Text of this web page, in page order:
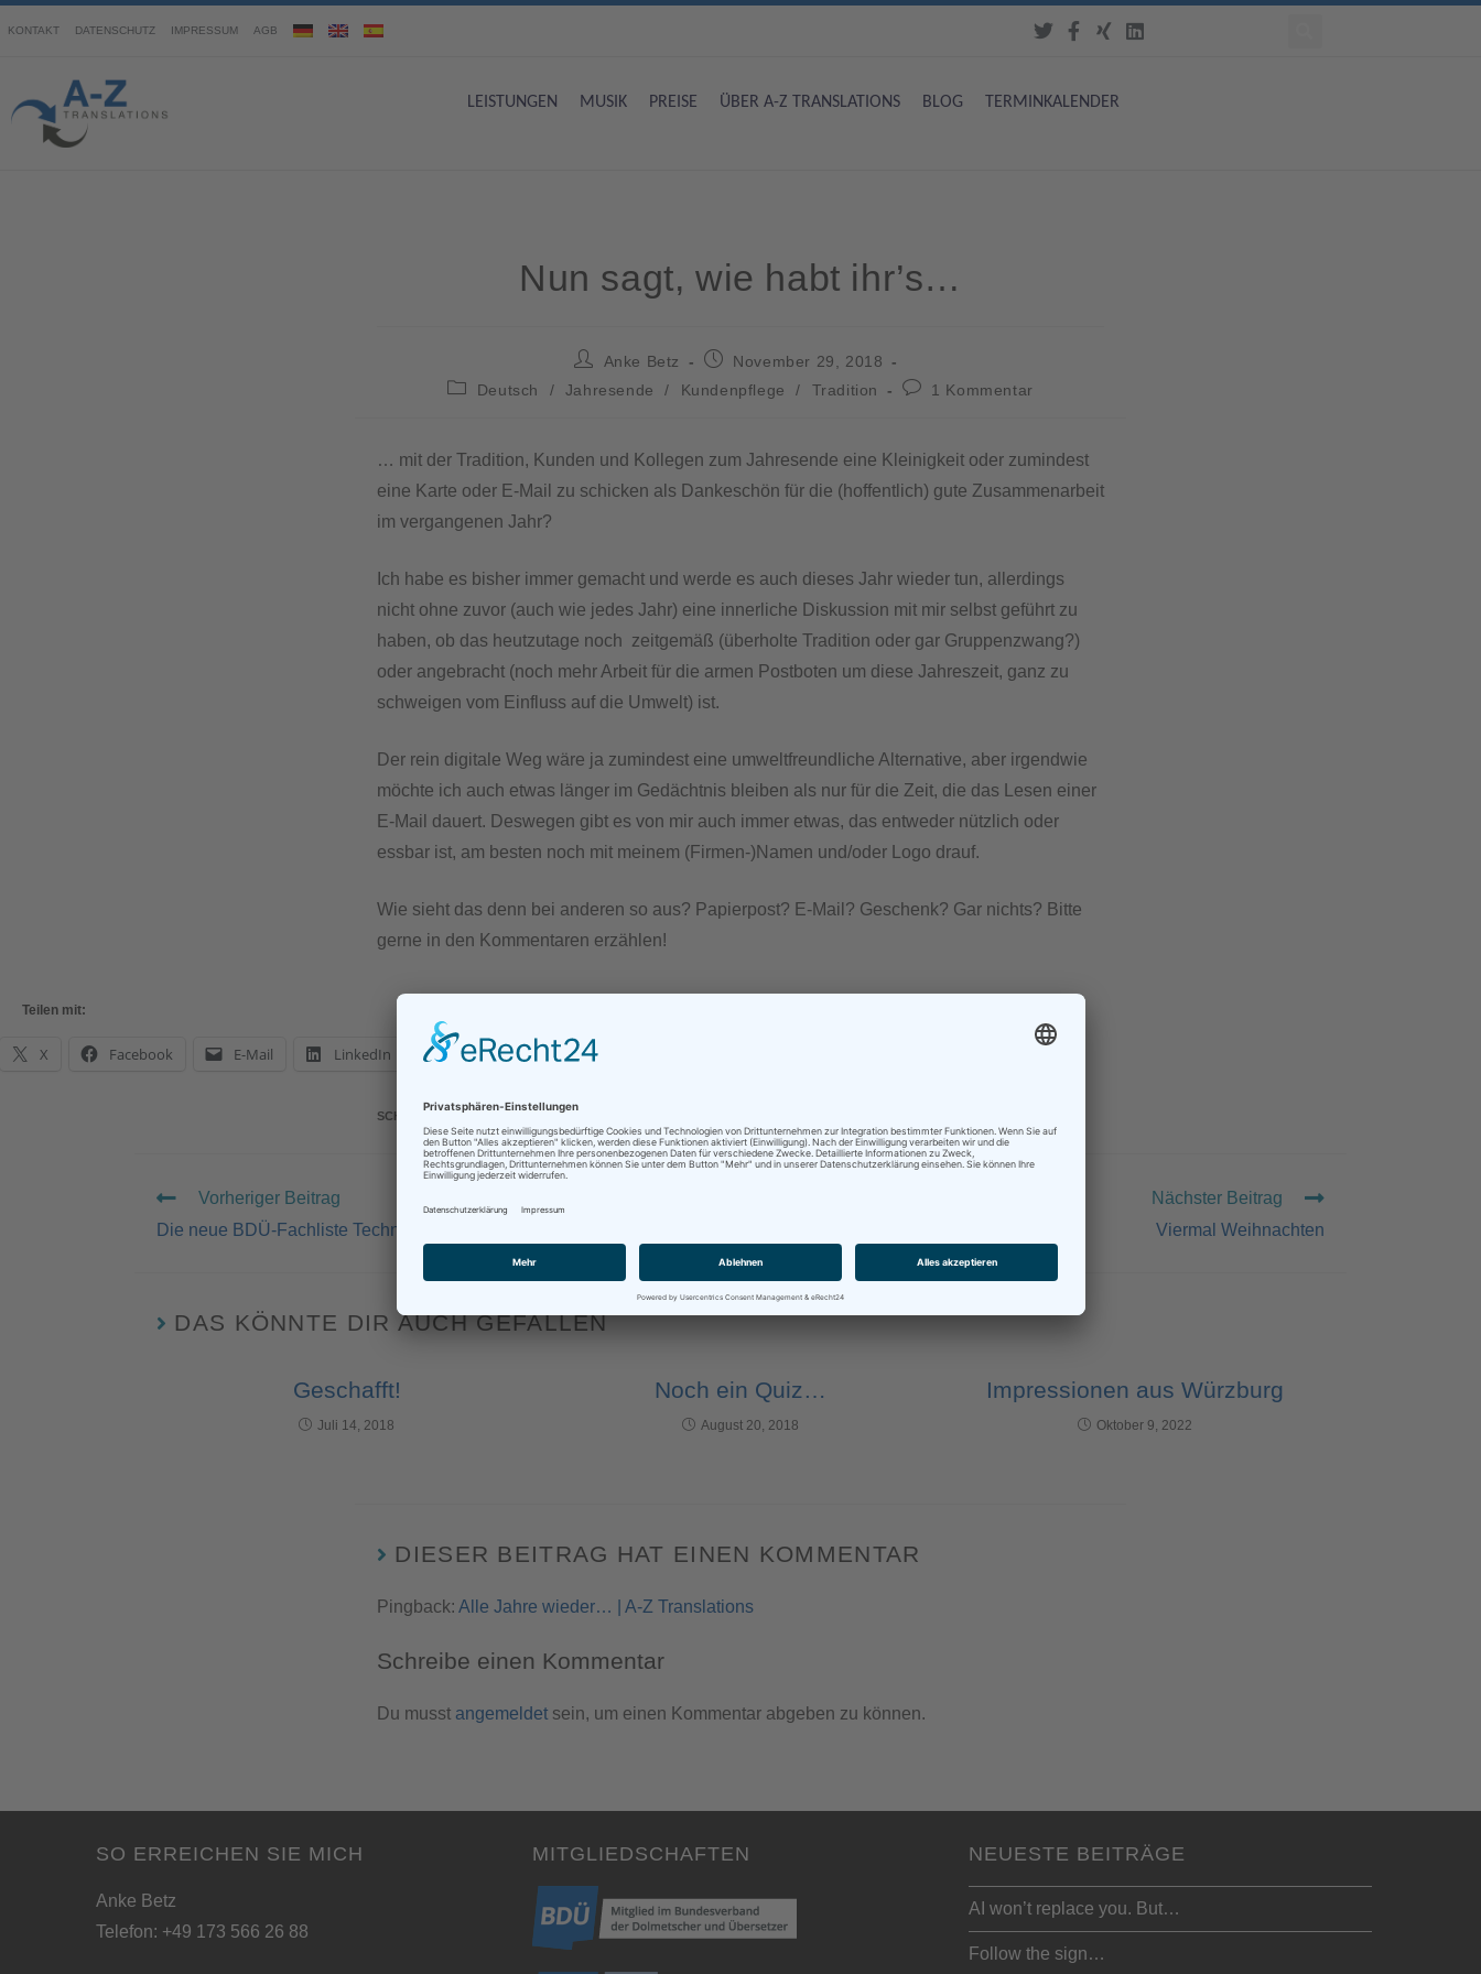
KONTAKT DATENSCHUTZ IMPRESSUM AGB
LEISTUNGEN MUSIK PREISE ÜBER A-Z TRANSLATIONS BLOG TERMINKALENDER
Nun sagt, wie habt ihr’s…
Anke Betz
November 29, 2018
Deutsch
/ Jahresende / Kundenpflege / Tradition 1 Kommentar
… mit der Tradition, Kunden und Kollegen zum Jahresende eine Kleinigkeit oder zumindest
eine Karte oder E-Mail zu schicken als Dankeschön für die (hoffentlich) gute Zusammenarbeit
im vergangenen Jahr?
Ich habe es bisher immer gemacht und werde es auch dieses Jahr wieder tun, allerdings
nicht ohne zuvor (auch wie jedes Jahr) eine innerliche Diskussion mit mir selbst geführt zu
haben, ob das heutzutage noch zeitgemäß (überholte Tradition oder gar Gruppenzwang?)
oder angebracht (noch mehr Arbeit für die armen Postboten um diese Jahreszeit, ganz zu
schweigen vom Einfluss auf die Umwelt) ist.
Der rein digitale Weg wäre ja zumindest eine umweltfreundliche Alternative, aber irgendwie
möchte ich auch etwas länger im Gedächtnis bleiben als nur für die Zeit, die das Lesen einer
E-Mail dauert. Deswegen gibt es von mir auch immer etwas, das entweder nützlich oder
essbar ist, am besten noch mit meinem (Firmen-)Namen und/oder Logo drauf.
Wie sieht das denn bei anderen so aus? Papierpost? E-Mail? Geschenk? Gar nichts? Bitte
gerne in den Kommentaren erzählen!
Teilen mit:
X Facebook E-Mail LinkedIn WhatsApp Mehr
SCHLAGWÖRTER JAHRESENDE
Vorheriger Beitrag
Die neue BDÜ-Fachliste Technik ist da!
Nächster Beitrag
Viermal Weihnachten
DAS KÖNNTE DIR AUCH GEFALLEN
Geschafft!
Juli 14, 2018
Noch ein Quiz…
August 20, 2018
Impressionen aus Würzburg
Oktober 9, 2022
DIESER BEITRAG HAT EINEN KOMMENTAR
Pingback: Alle Jahre wieder… | A-Z Translations
Schreibe einen Kommentar
Du musst angemeldet sein, um einen Kommentar abgeben zu können.
SO ERREICHEN SIE MICH
Anke Betz
Telefon: +49 173 566 26 88
MITGLIEDSCHAFTEN NEUESTE BEITRÄGE
AI won’t replace you. But…
Follow the sign…